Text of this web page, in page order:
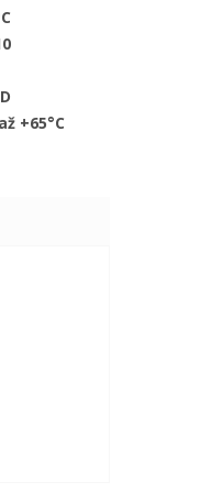
+65°C